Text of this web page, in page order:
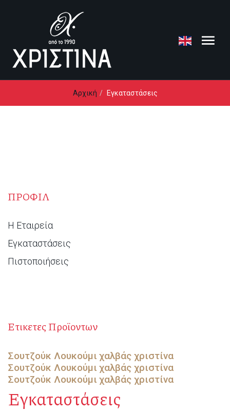
Αρχική Εγκαταστάσεις
ΠΡΟΦΙΛ
Η Εταιρεία
Εγκαταστάσεις
Πιστοποιήσεις
Ετικετες Προϊοντων
Σουτζούκ Λουκούμι χαλβάς χριστίνα
Σουτζούκ Λουκούμι χαλβάς χριστίνα
Σουτζούκ Λουκούμι χαλβάς χριστίνα
Εγκαταστάσεις